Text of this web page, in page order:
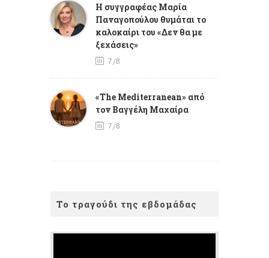
Η συγγραφέας Μαρία
Παναγοπούλου θυμάται το
καλοκαίρι του «Δεν θα με
ξεχάσεις»
7/8
«The Mediterranean» από
τον Βαγγέλη Μαχαίρα
7/8
Το τραγούδι της εβδομάδας